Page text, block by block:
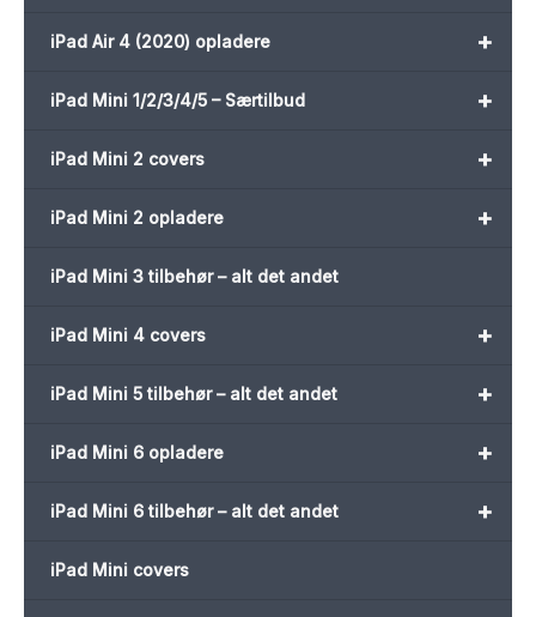
+
iPad Air 4 (2020) opladere
+
iPad Mini 1/2/3/4/5 – Særtilbud
+
iPad Mini 2 covers
+
iPad Mini 2 opladere
iPad Mini 3 tilbehør – alt det andet
+
iPad Mini 4 covers
+
iPad Mini 5 tilbehør – alt det andet
+
iPad Mini 6 opladere
+
iPad Mini 6 tilbehør – alt det andet
iPad Mini covers